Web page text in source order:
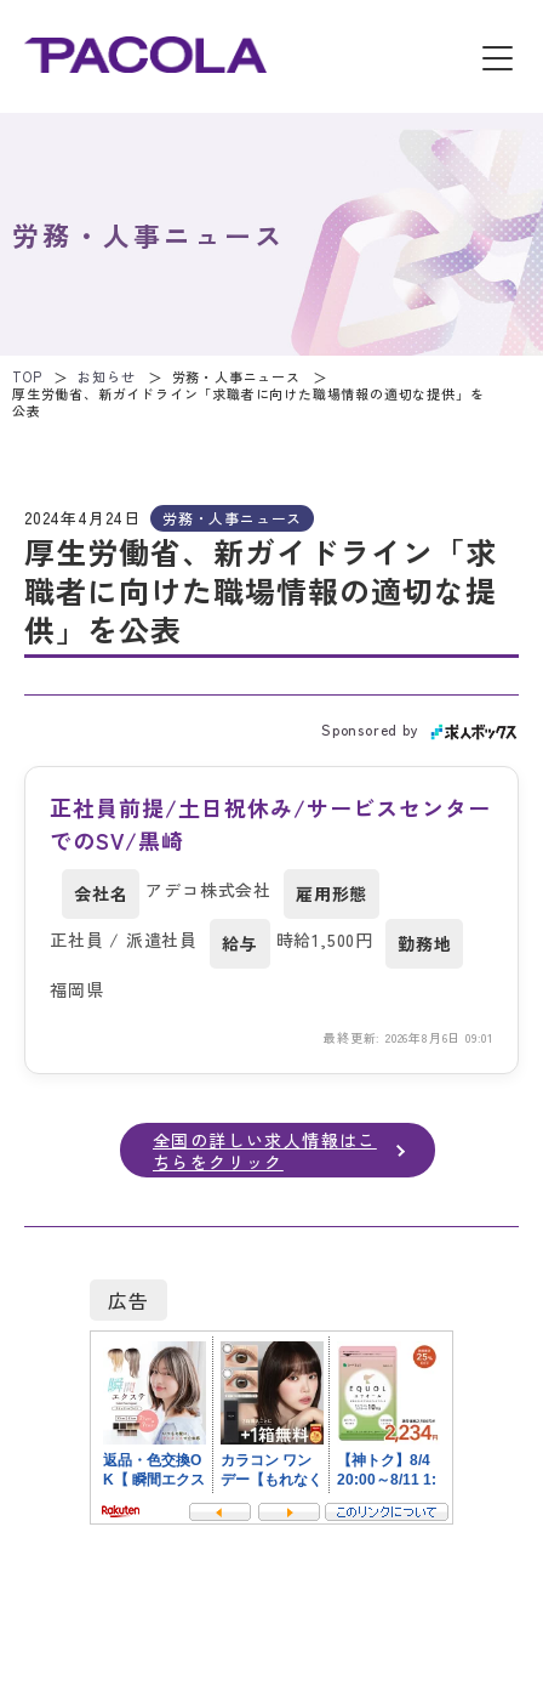
労務・人事ニュース
TOP お知らせ
労務・人事ニュース
厚生労働省、新ガイドライン「求職者に向けた職場情報の適切な提供」を
公表
2024年4月24日 労務・人事ニュース
厚生労働省、新ガイドライン「求
職者に向けた職場情報の適切な提
供」を公表
Sponsored by
正社員前提/土日祝休み/サービスセンター
でのSV/黒崎
会社名 アデコ株式会社
雇用形態
正社員 / 派遣社員
給与 時給1,500円
勤務地
福岡県
最終更新: 2026年8月6日 09:01
全国の詳しい求人情報はこ
ちらをクリック
広告